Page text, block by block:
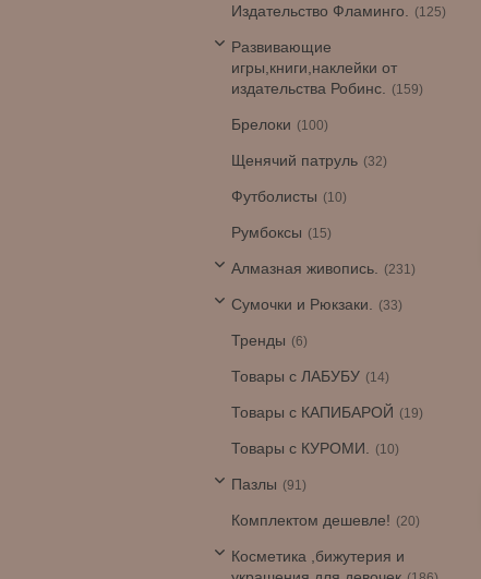
Издательство Фламинго.
125
Развивающие
игры,книги,наклейки от
издательства Робинс.
159
Брелоки 100
Щенячий патруль 32
Футболисты 10
Румбоксы 15
Алмазная живопись. 231
Сумочки и Рюкзаки. 33
Тренды 6
Товары с ЛАБУБУ 14
Товары с КАПИБАРОЙ 19
Товары с КУРОМИ. 10
Пазлы 91
Комплектом дешевле! 20
Косметика ,бижутерия и